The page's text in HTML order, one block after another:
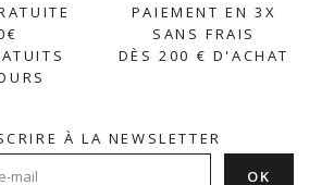
PAIEMENT EN 3X
SANS FRAIS
DÈS 200 € D'ACHAT
À LA NEWSLETTER